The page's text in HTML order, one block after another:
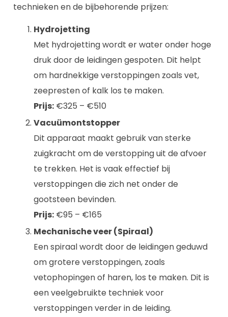
technieken en de bijbehorende prijzen:
Hydrojetting
Met hydrojetting wordt er water onder hoge
druk door de leidingen gespoten. Dit helpt
om hardnekkige verstoppingen zoals vet,
zeepresten of kalk los te maken.
Prijs: €325 – €510
Vacuümontstopper
Dit apparaat maakt gebruik van sterke
zuigkracht om de verstopping uit de afvoer
te trekken. Het is vaak effectief bij
verstoppingen die zich net onder de
gootsteen bevinden.
Prijs: €95 – €165
Mechanische veer (Spiraal)
Een spiraal wordt door de leidingen geduwd
om grotere verstoppingen, zoals
vetophopingen of haren, los te maken. Dit is
een veelgebruikte techniek voor
verstoppingen verder in de leiding.